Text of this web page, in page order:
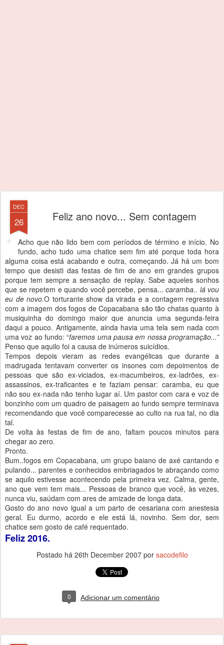
DEC
26 Feliz ano novo... Sem contagem
Acho que não lido bem com períodos de término e início. No
fundo, acho tudo uma chatice sem fim até porque toda hora
alguma coisa está acabando e outra, começando. Já há um bom
tempo que desisti das festas de fim de ano em grandes grupos
porque tem sempre a sensação de replay. Sabe aqueles sonhos
que se repetem e quando você percebe, pensa... caramba.. lá vou
eu de novo.O torturante show da virada e a contagem regressiva
com a imagem dos fogos de Copacabana são tão chatas quanto à
musiquinha do domingo maior que anuncia uma segunda-feira
daqui a pouco. Antigamente, ainda havia uma tela sem nada com
uma voz ao fundo: “faremos uma pausa em nossa programação...”
Penso que aquilo foi a causa de inúmeros suicídios.
Tempos depois vieram as redes evangélicas que durante a
madrugada tentavam converter os insones com depoimentos de
pessoas que são ex-viciados, ex-macumbeiros, ex-ladrões, ex-
assassinos, ex-traficantes e te faziam pensar: caramba, eu que
não sou ex-nada não tenho lugar aí. Um pastor com cara e voz de
bonzinho com um quadro de paisagem ao fundo sempre terminava
recomendando que você comparecesse ao culto na rua tal, no dia
tal.
De volta às festas de fim de ano, faltam poucos minutos para
chegar ao zero.
Pronto.
Bum..fogos em Copacabana, um grupo baiano de axé cantando e
pulando... parentes e conhecidos embriagados te abraçando como
se aquilo estivesse acontecendo pela primeira vez. Calma, gente,
ano que vem tem mais... Pessoas de branco que você, às vezes,
nunca viu, saúdam com ares de amizade de longa data.
Gosto do ano novo igual a um parto de cesariana com anestesia
geral. Eu durmo, acordo e ele está lá, novinho. Sem dor, sem
chatice sem gosto de café requentado.
Feliz 2016.
Postado há 26th December 2007por sacodefilo
0 Adicionar um comentário